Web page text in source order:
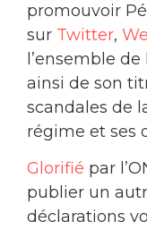
promouvoir
sur Twitter,
l’ensemble de
ainsi de son
scandales de
régime et ses
Glorifié par
publier un
déclarations